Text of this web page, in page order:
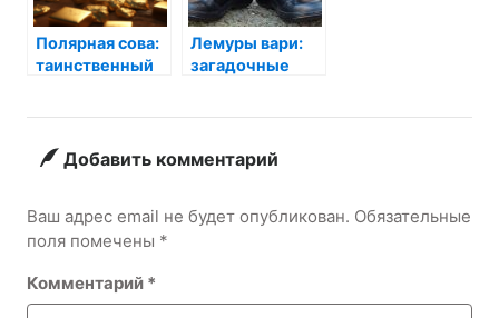
Полярная сова:
таинственный
Лемуры вари:
загадочные
Добавить комментарий
Ваш адрес email не будет опубликован. Обязательные
поля помечены *
Комментарий *